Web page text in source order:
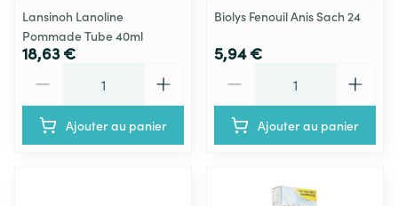
Lansinoh Lanoline
Pommade Tube 40ml
18,63 €
Ajouter au panier
Biolys Fenouil Anis Sach 24
5,94 €
Ajouter au panier